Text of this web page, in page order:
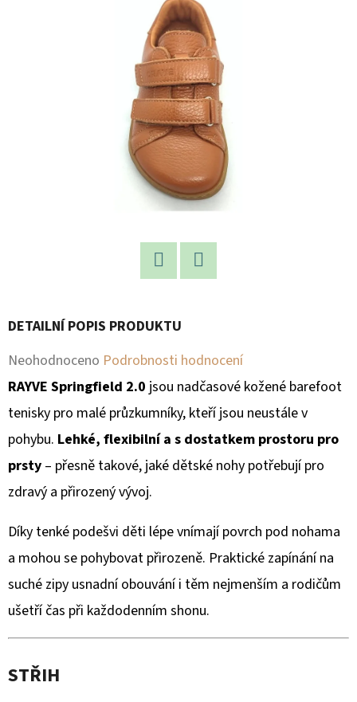
DETAILNÍ POPIS PRODUKTU
Průměrné
hodnocení
produktu
je
0,0
z
hvězdiček.
Neohodnoceno Podrobnosti hodnocení
RAYVE Springfield 2.0 jsou nadčasové kožené barefoot
tenisky pro malé průzkumníky, kteří jsou neustále v
pohybu. Lehké, flexibilní a s dostatkem prostoru pro
prsty – přesně takové, jaké dětské nohy potřebují pro
zdravý a přirozený vývoj.
Díky tenké podešvi děti lépe vnímají povrch pod nohama
a mohou se pohybovat přirozeně. Praktické zapínání na
suché zipy usnadní obouvání i těm nejmenším a rodičům
ušetří čas při každodenním shonu.
STŘIH
D
O
P
O
R
U
Č
U
J
E
M
E